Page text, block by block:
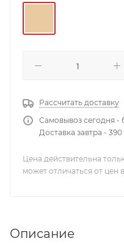
Рассчитать доставку
Самовывоз сегодня -
Доставка завтра - 390
Цена действительна
может отличаться от цен
Описание